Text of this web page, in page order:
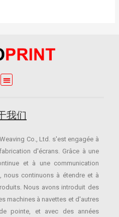
我们
Co., Ltd. s'est engagée à
d'écrans. Grâce à une
et à une communication
nous continuons à étendre et à
Nous avons introduit des
machines à navettes et d'autres
pointe, et avec des années